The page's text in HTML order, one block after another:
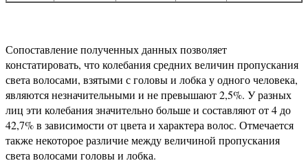
Сопоставление полученных данных позволяет
констатировать, что колебания средних величин пропускания
света волосами, взятыми с головы и лобка у одного человека,
являются незначительными и не превышают 2,5%. У разных
лиц эти колебания значительно больше и составляют от 4 до
42,7% в зависимости от цвета и характера волос. Отмечается
также некоторое различие между величиной пропускания
света волосами головы и лобка.